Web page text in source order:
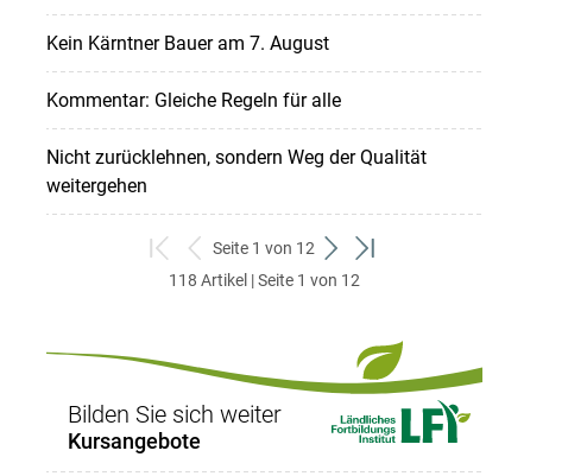
Kein Kärntner Bauer am 7. August
Kommentar: Gleiche Regeln für alle
Nicht zurücklehnen, sondern Weg der Qualität
weitergehen
zum
ersten
zurück
zum
Seite 1 von 12
weiter
zum
zum
118 Artikel | Seite 1 von 12
Bilden Sie sich weiter
Kursangebote